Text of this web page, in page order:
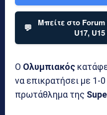
💬
Μπείτε στο
U17,
Ο Ολυμπιακός
να επικρατήσει με 1-
πρωτάθλημα της